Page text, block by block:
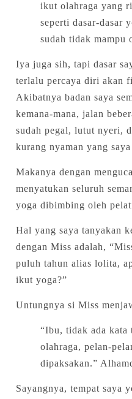
ikut olahraga yang
seperti dasar-dasar
sudah tidak mampu
Iya juga sih, tapi dasar
terlalu percaya diri akan
Akibatnya badan saya
kemana-mana, jalan
sudah pegal, lutut nyeri,
kurang nyaman yang saya
Makanya dengan
menyatukan seluruh
yoga dibimbing oleh
Hal yang saya tanyakan
dengan Miss adalah,
puluh tahun alias lolita,
ikut yoga?”
Untungnya si Miss
“Ibu, tidak ada kata
olahraga, pelan-
dipaksakan.”
Sayangnya, tempat saya